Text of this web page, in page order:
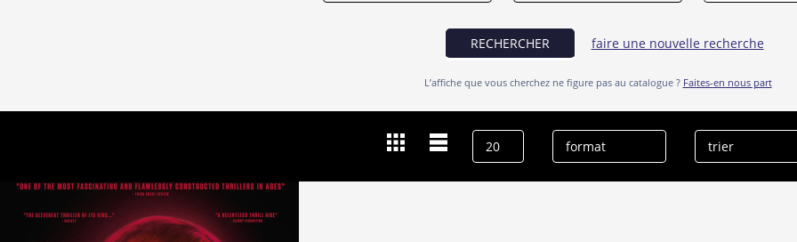
RECHERCHER faire une nouvelle recherche
L’affiche que vous cherchez ne figure pas au catalogue ? Faites-en nous part
Kyle Gallner
effacer l’historique